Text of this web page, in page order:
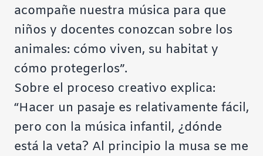
acompañe nuestra música para que
niños y docentes conozcan sobre los
animales: cómo viven, su habitat y
cómo protegerlos”.
Sobre el proceso creativo explica:
“Hacer un pasaje es relativamente fácil,
pero con la música infantil, ¿dónde
está la veta? Al principio la musa se me